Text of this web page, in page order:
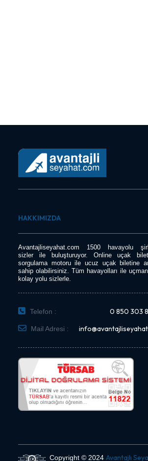
HAKKIMIZDA
Avantajliseyahat.com 1500 havayolu
sizler ile buluşturuyor. Online uçak
sorgulama motoru ile ucuz uçak biletine
sahip olabilirsiniz. Tüm havayolları ile
kolay yolu sizlerle.
Telefon : 0 850 303
Mail Adresi :
Copyright © 2024 Avantajlı